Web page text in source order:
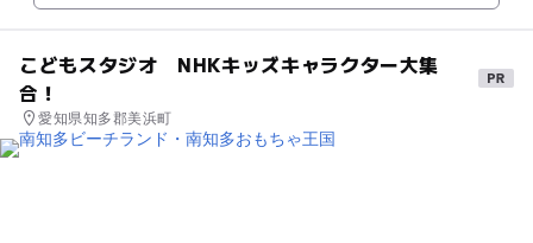
こどもスタジオ NHKキッズキャラクター大集
合！
愛知県知多郡美浜町